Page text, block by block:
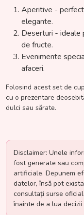
Aperitive -
elegante.
Deserturi - ideale
de fructe.
Evenimente
afaceri.
Folosind acest set de
cu o prezentare
dulci sau sărate.
Disclaimer: Unele
fost generate sau
artificiale. Depunem
datelor, însă pot
consultați surse
înainte de a lua